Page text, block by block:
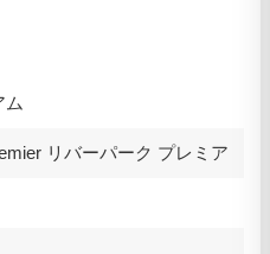
ム
リバーパーク プレミア